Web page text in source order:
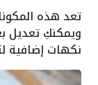
تعد هذه
ويمكنكِ تعديل
نكهات إضافية